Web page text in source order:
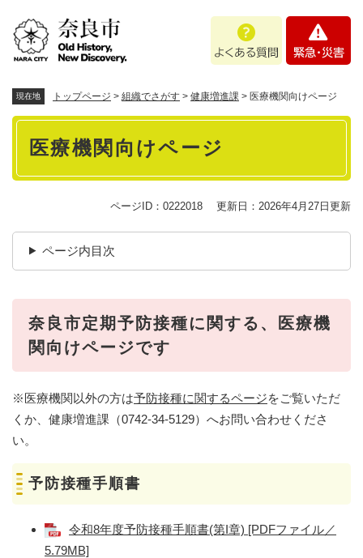
あ
問
・
現在地 トップページ > 組織でさがす > 健康増進課 > 医療機関向けページ
本
医療機関向けページ
ページID：0222018 更新日：2026年4月27日更新
ページ内目次
奈良市定期予防接種に関する、医療機
関向けページです
※医療機関以外の方は予防接種に関するページをご覧いただ
くか、健康増進課（0742-34-5129）へお問い合わせくださ
い。
予防接種手順書
令和8年度予防接種手順書(第I章) [PDFファイル／
5.79MB]